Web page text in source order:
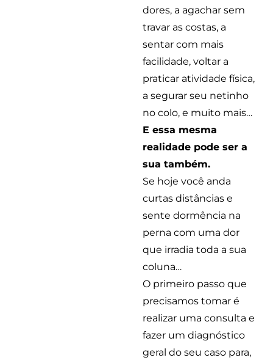
dores, a agachar sem
travar as costas, a
sentar com mais
facilidade, voltar a
praticar atividade física,
a segurar seu netinho
no colo, e muito mais…
E essa mesma
realidade pode ser a
sua também.
Se hoje você anda
curtas distâncias e
sente dormência na
perna com uma dor
que irradia toda a sua
coluna…
O primeiro passo que
precisamos tomar é
realizar uma consulta e
fazer um diagnóstico
geral do seu caso para,